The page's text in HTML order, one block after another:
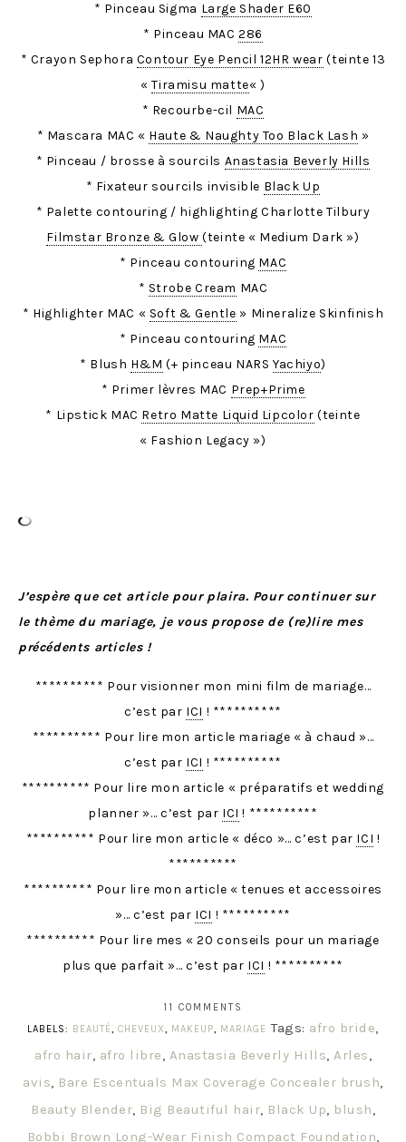
* Pinceau Sigma Large Shader E60
* Pinceau MAC286
* Crayon Sephora Contour Eye Pencil 12HR wear (teinte 13
«Tiramisu matte« )
* Recourbe-cil MAC
* Mascara MAC « Haute & Naughty Too Black Lash »
* Pinceau / brosse à sourcils Anastasia Beverly Hills
* Fixateur sourcils invisible Black Up
* Palette contouring / highlighting Charlotte Tilbury
Filmstar Bronze & Glow(teinte « Medium Dark »)
* Pinceau contouring MAC
* Strobe Cream MAC
* Highlighter MAC « Soft & Gentle » Mineralize Skinfinish
* Pinceau contouring MAC
* Blush H&M (+ pinceau NARS Yachiyo)
* Primer lèvres MAC Prep+Prime
* Lipstick MAC Retro Matte Liquid Lipcolor (teinte
« Fashion Legacy »)
J’espère que cet article pour plaira. Pour continuer sur
le thème du mariage, je vous propose de (re)lire mes
précédents articles !
********** Pour visionner mon mini film de mariage…
c’est par ICI ! **********
********** Pour lire mon article mariage « à chaud »…
c’est par ICI ! **********
********** Pour lire mon article « préparatifs et wedding
planner »… c’est par ICI ! **********
********** Pour lire mon article « déco »… c’est par ICI !
**********
********** Pour lire mon article « tenues et accessoires
»… c’est par ICI ! **********
********** Pour lire mes « 20 conseils pour un mariage
plus que parfait »… c’est par ICI ! **********
11 COMMENTS
LABELS: BEAUTÉ,CHEVEUX, MAKEUP, MARIAGE Tags: afro bride,
afro hair, afro libre, Anastasia Beverly Hills, Arles,
avis, Bare Escentuals Max Coverage Concealer brush,
Beauty Blender, Big Beautiful hair, Black Up, blush,
Bobbi Brown Long-Wear Finish Compact Foundation,